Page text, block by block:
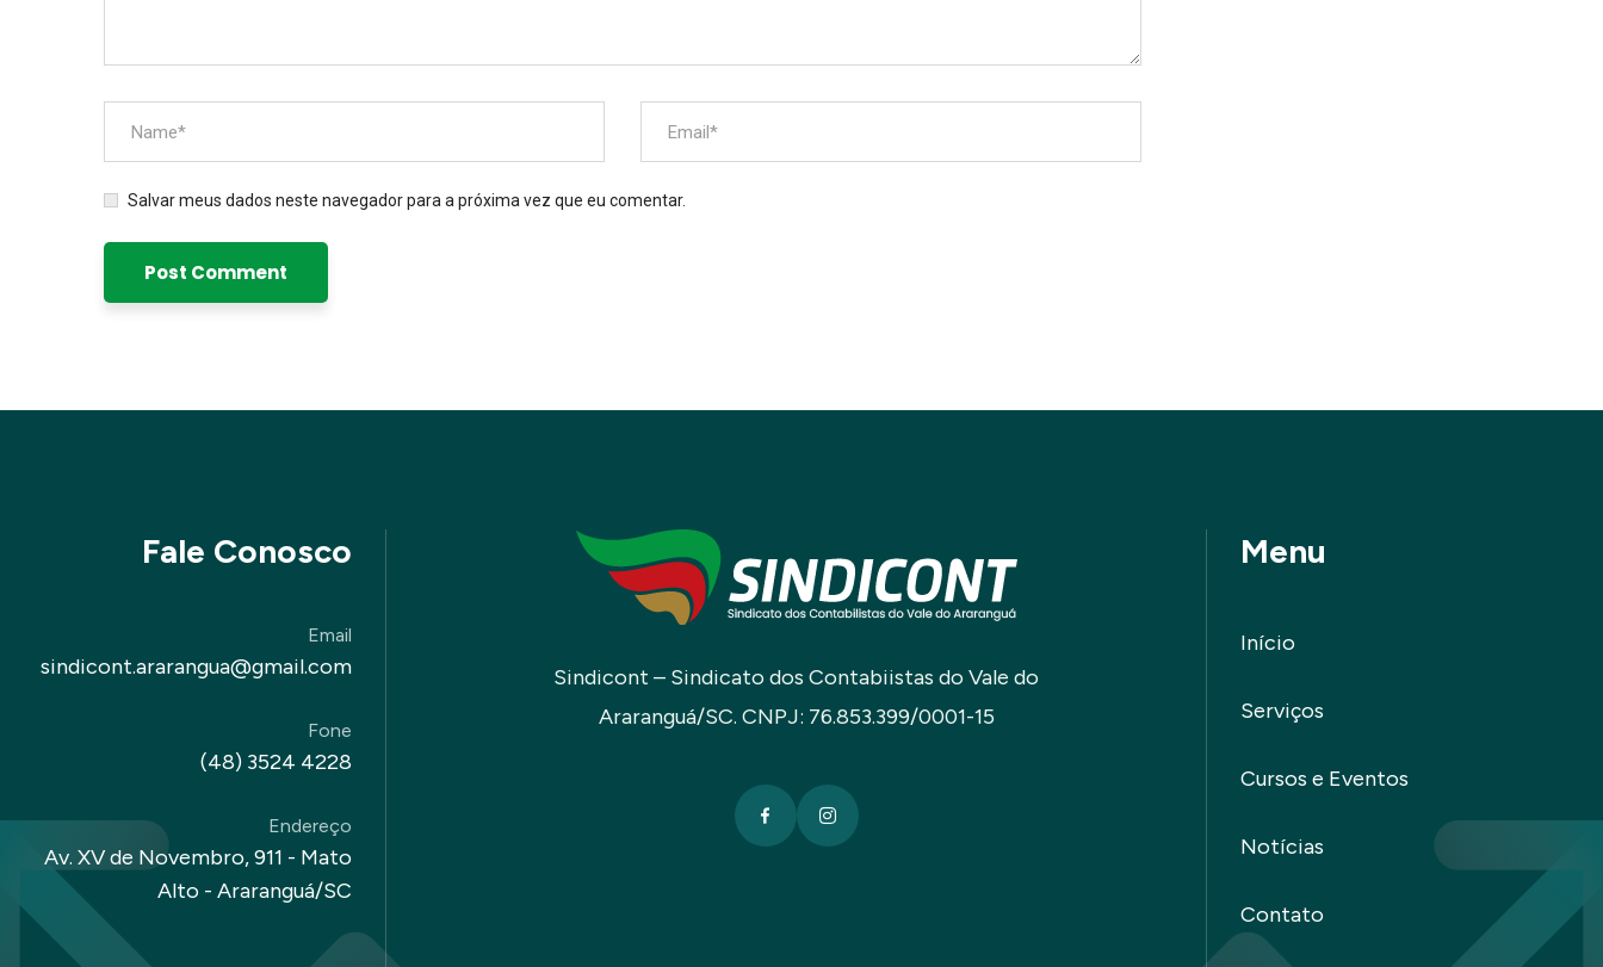
Salvar meus dados neste navegador para a próxima vez que eu comentar.
Fale Conosco
Email
sindicont.ararangua@gmail.com
Fone
(48) 3524 4228
Endereço
Av. XV de Novembro, 911 - Mato
Alto - Araranguá/SC
Sindicont – Sindicato dos Contabiistas do Vale do
Araranguá/SC. CNPJ: 76.853.399/0001-15
Menu
Início
Serviços
Cursos e Eventos
Notícias
Contato